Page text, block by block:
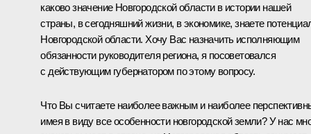
каково значение Новгородской области в истории нашей
страны, в сегодняшний жизни, в экономике, знаете
Новгородской области. Хочу Вас назначить исполняющим
обязанности руководителя региона, я посоветовался
с действующим губернатором по этому вопросу.
Что Вы считаете наиболее важным и наиболее
имея в виду все особенности новгородской земли? У нас